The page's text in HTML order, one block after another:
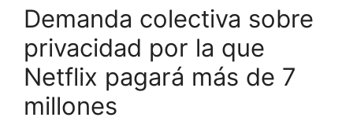
Demanda colectiva sobre
privacidad por la que
Netflix pagará más de 7
millones